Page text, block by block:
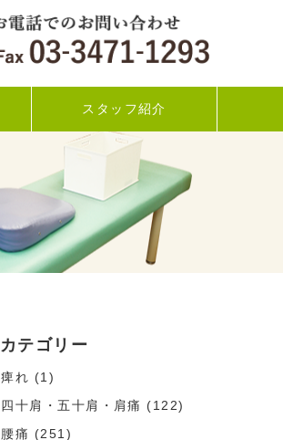
スタッフ紹介
カテゴリー
痺れ (1)
四十肩・五十肩・肩痛 (122)
腰痛 (251)